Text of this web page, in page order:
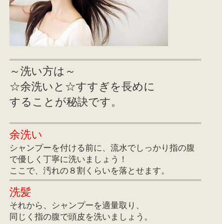
～洗い方は～
☆余洗いと☆すすぎを長めに
することが秘訣です。
余洗い
シャンプーを付ける前に、流水でしっかり指の腹
で優しく丁寧に洗いましょう！
ここで、汚れの８割くらいを落とせます。
洗髪
それから、シャンプーを適量取り、
同じく指の腹で頭皮を洗いましょう。